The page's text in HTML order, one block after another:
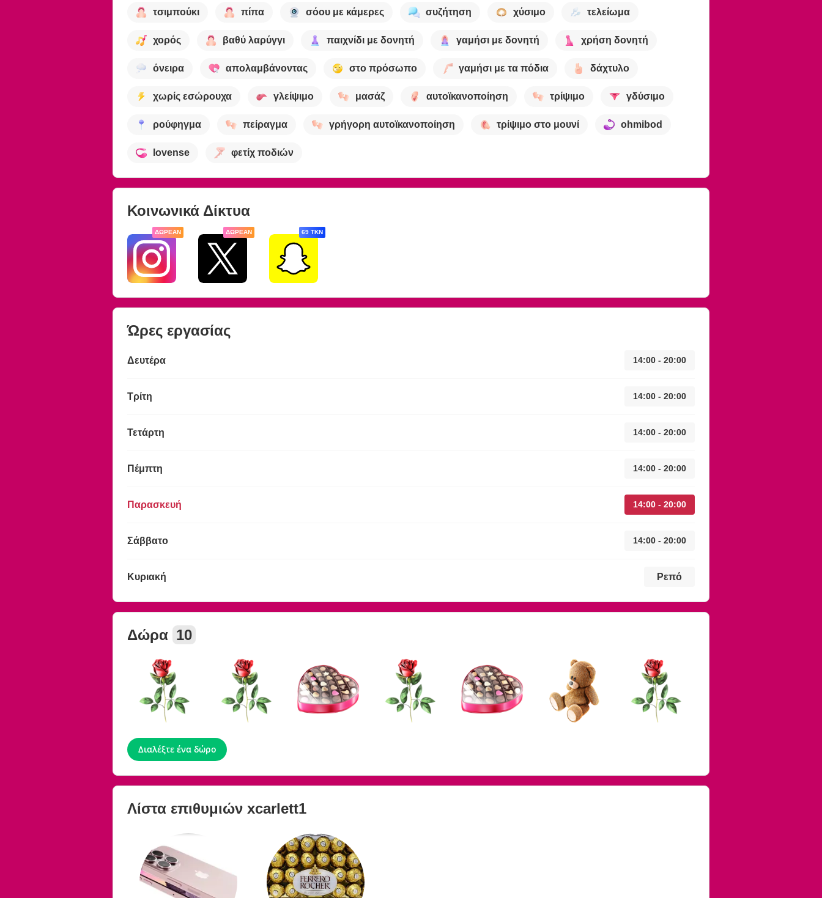
τσιμπούκι πίπα σόου με κάμερες συζήτηση χύσιμο τελείωμα
χορός βαθύ λαρύγγι παιχνίδι με δονητή γαμήσι με δονητή χρήση δονητή
όνειρα απολαμβάνοντας στο πρόσωπο γαμήσι με τα πόδια δάχτυλο
χωρίς εσώρουχα γλείψιμο μασάζ αυτοϊκανοποίηση τρίψιμο γδύσιμο
ρούφηγμα πείραγμα γρήγορη αυτοϊκανοποίηση τρίψιμο στο μουνί ohmibod
lovense φετίχ ποδιών
Κοινωνικά Δίκτυα
ΔΩΡΕΆΝ ΔΩΡΕΆΝ 69 TKN
Ώρες εργασίας
Δευτέρα 14:00 - 20:00
Τρίτη 14:00 - 20:00
Τετάρτη 14:00 - 20:00
Πέμπτη 14:00 - 20:00
Παρασκευή 14:00 - 20:00
Σάββατο 14:00 - 20:00
Κυριακή Ρεπό
Δώρα 10
Διαλέξτε ένα δώρο
Λίστα επιθυμιών xcarlett1